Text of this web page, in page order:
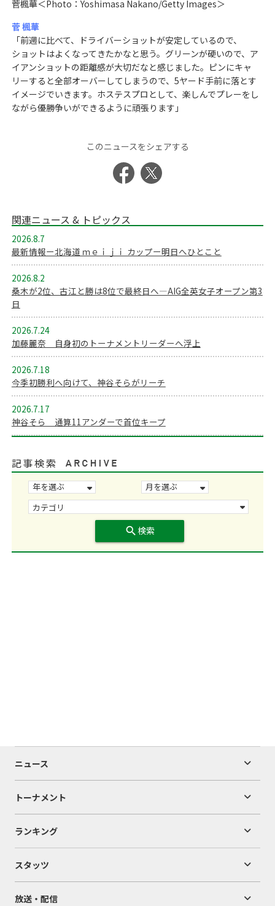
菅楓華＜Photo：Yoshimasa Nakano/Getty Images＞
菅 楓華
「前週に比べて、ドライバーショットが安定しているので、
ショットはよくなってきたかなと思う。グリーンが硬いので、ア
イアンショットの距離感が大切だなと感じました。ピンにキャ
リーすると全部オーバーしてしまうので、5ヤード手前に落とす
イメージでいきます。ホステスプロとして、楽しんでプレーをし
ながら優勝争いができるように頑張ります」
このニュースをシェアする
関連ニュース & トピックス
2026.8.7
最新情報ー北海道 ｍｅｉｊｉ カップー明日へひとこと
2026.8.2
桑木が2位、古江と勝は8位で最終日へ―AIG全英女子オープン第3
日
2026.7.24
加藤麗奈 自身初のトーナメントリーダーへ浮上
2026.7.18
今季初勝利へ向けて、神谷そらがリーチ
2026.7.17
神谷そら 通算11アンダーで首位キープ
記事検索
search検索
ニュース
トーナメント
ランキング
スタッツ
放送・配信